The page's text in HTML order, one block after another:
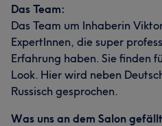
Das Team:
Das Team um Inhaberin
ExpertInnen, die super
Erfahrung haben. Sie finden
Look. Hier wird neben
Russisch gesprochen.
Was uns an dem Salon